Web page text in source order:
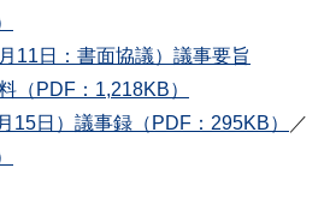
11日：書面協議）議事要旨
（PDF：1,218KB）
15日）議事録（PDF：295KB）
／